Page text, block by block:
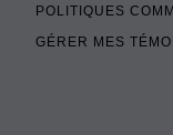
POLITIQUES
GÉRER MES